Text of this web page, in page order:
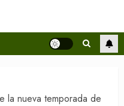
la nueva temporada de